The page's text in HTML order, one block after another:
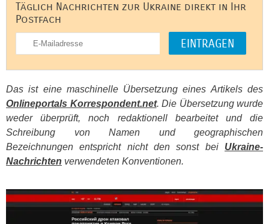
Täglich Nachrichten zur Ukraine direkt in Ihr
Postfach
Das ist eine maschinelle Übersetzung eines Artikels des
Onlineportals Korrespondent.net. Die Übersetzung wurde
weder überprüft, noch redaktionell bearbeitet und die
Schreibung von Namen und geographischen
Bezeichnungen entspricht nicht den sonst bei Ukraine-
Nachrichten verwendeten Konventionen.